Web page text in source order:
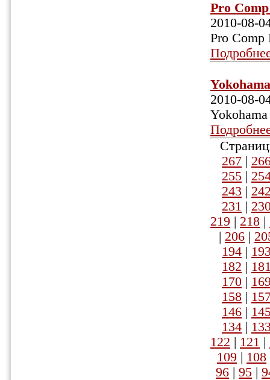
Pro
2010-08-
Pro Comp
2010-08-
267 |
255 |
243 |
231 |
219 | 218 |
| 206 |
194 |
182 |
170 |
158 |
146 |
134 |
122 | 121 |
109 | 108
96 | 95 |